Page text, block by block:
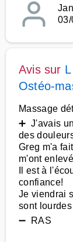
Avis sur
Ostéo-
Massage
➕ J'avais
des
Greg m'a
m'ont
Il est à
confiance!
Je viendrai
sont
➖ RAS